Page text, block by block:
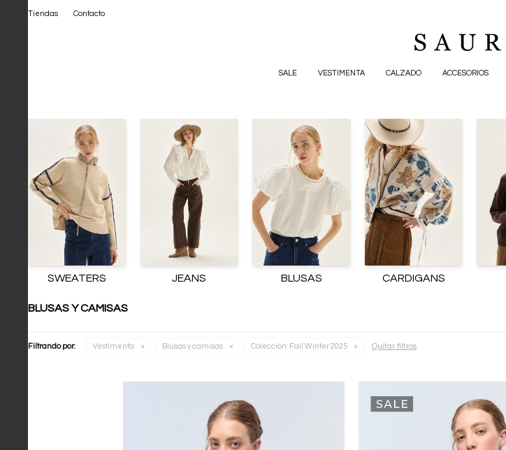
SALE VESTIMENTA CALZADO ACCESORIOS
Tiendas Contacto
SWEATERS JEANS BLUSAS CARDIGANS
BLUSAS Y CAMISAS
Filtrando por: Vestimenta Blusas y camisas Colección: Fall Winter 2025 Quitar filtros